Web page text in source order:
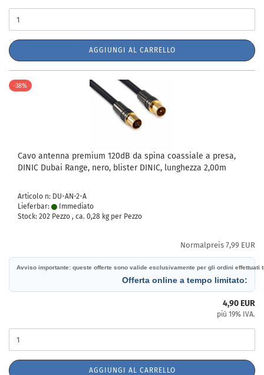
AGGIUNGI AL CARRELLO
-38%
Cavo antenna premium 120dB da spina coassiale a presa,
DINIC Dubai Range, nero, blister DINIC, lunghezza 2,00m
Articolo n: DU-AN-2-A
Lieferbar:
Immediato
Stock: 202 Pezzo , ca. 0,28 kg per Pezzo
Normalpreis 7,99 EUR
Avviso importante: queste offerte sono valide esclusivamente per gli ordini
Offerta online a tempo limitato:
4,90 EUR
più 19% IVA.
AGGIUNGI AL CARRELLO